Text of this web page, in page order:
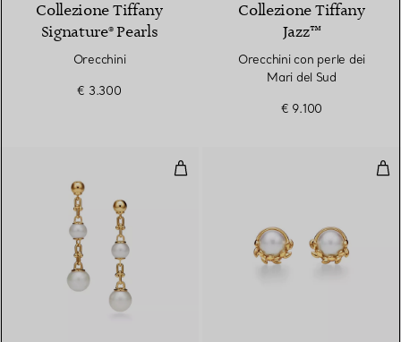
Collezione Tiffany
Signature® Pearls
Orecchini
€ 3.300
Collezione Tiffany
Jazz™
Orecchini con perle dei
Mari del Sud
€ 9.100
Orecchini pendenti a maglie